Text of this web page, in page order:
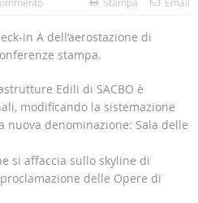
in A dell’aerostazione di
stampa.
Edili di SACBO è
modificando la sistemazione
denominazione: Sala delle
si affaccia sullo skyline di
delle Opere di